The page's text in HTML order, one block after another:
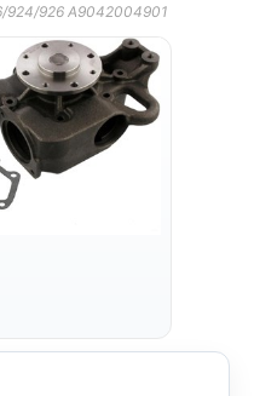
924/926 A9042004901